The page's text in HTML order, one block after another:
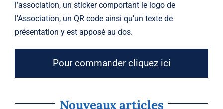
l’association, un sticker comportant le logo de
l’Association, un QR code ainsi qu’un texte de
présentation y est apposé au dos.
Pour commander cliquez ici
Nouveaux articles